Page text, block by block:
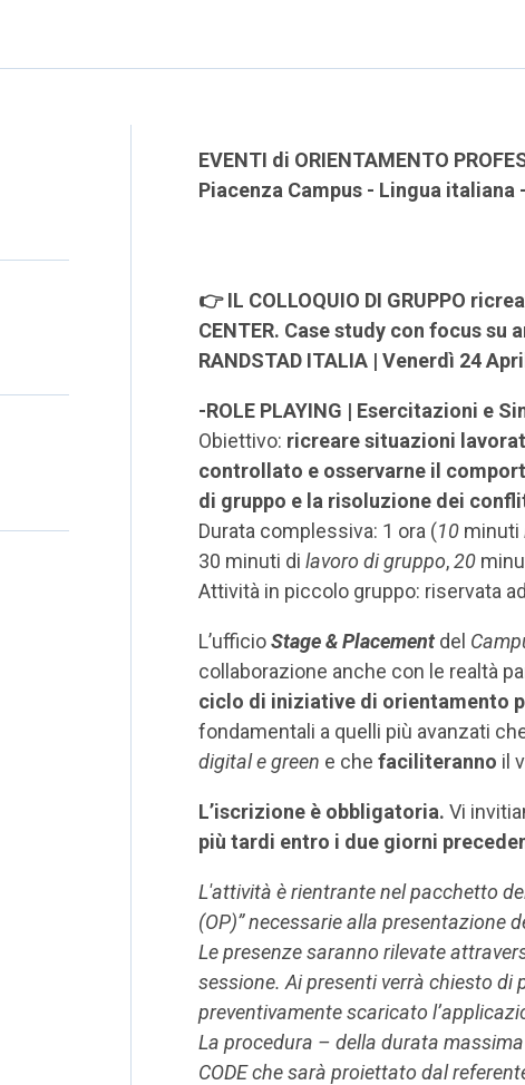
EVENTI di ORIENTAMENTO
Piacenza Campus - Lingua italiana
👉 IL COLLOQUIO DI GRUPPO
CENTER. Case study con focus
RANDSTAD ITALIA | Venerdì 24
-ROLE PLAYING | Esercitazioni e
Obiettivo: ricreare situazioni
controllato e osservarne il
di gruppo e la risoluzione dei
Durata complessiva: 1 ora (10 minuti
30 minuti dilavoro di gruppo,20
Attività in piccolo gruppo: riservata
L’ufficioStage & Placementdel
collaborazione anche con le realtà
ciclo di iniziative di orientamento
fondamentali a quelli più avanzati
digital e green e chefaciliteranno il
L’iscrizione è obbligatoria.Vi
più tardi entro i due giorni
L'attività è rientrante nel pacchetto
(OP)” necessarie alla presentazione
Le presenze saranno rilevate
sessione. Ai presenti verrà chiesto
preventivamente scaricato
La procedura – della durata
CODE che sarà proiettato dal